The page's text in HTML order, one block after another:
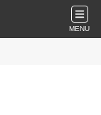
MENU